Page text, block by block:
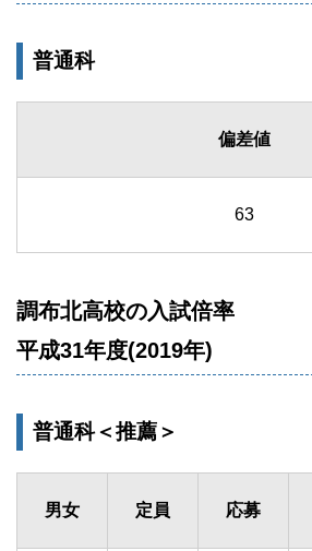
普通科
偏差値
63
調布北高校の入試倍率
平成31年度(2019年)
普通科＜推薦＞
男女 定員 応募